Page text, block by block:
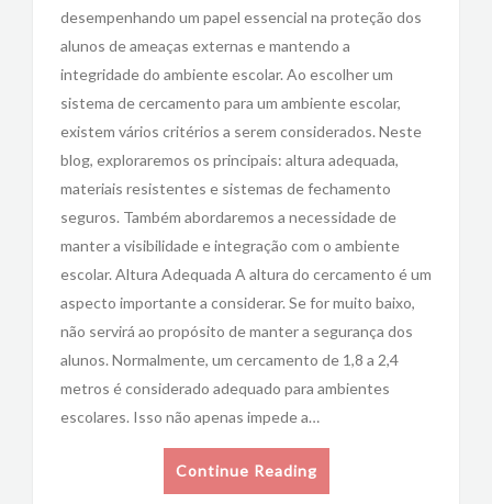
desempenhando um papel essencial na proteção dos
alunos de ameaças externas e mantendo a
integridade do ambiente escolar. Ao escolher um
sistema de cercamento para um ambiente escolar,
existem vários critérios a serem considerados. Neste
blog, exploraremos os principais: altura adequada,
materiais resistentes e sistemas de fechamento
seguros. Também abordaremos a necessidade de
manter a visibilidade e integração com o ambiente
escolar. Altura Adequada A altura do cercamento é um
aspecto importante a considerar. Se for muito baixo,
não servirá ao propósito de manter a segurança dos
alunos. Normalmente, um cercamento de 1,8 a 2,4
metros é considerado adequado para ambientes
escolares. Isso não apenas impede a…
Continue Reading